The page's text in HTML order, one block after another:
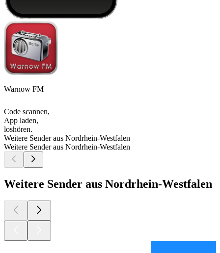
Warnow FM
Code scannen,
App laden,
loshören.
Weitere Sender aus Nordrhein-Westfalen
Weitere Sender aus Nordrhein-Westfalen
Weitere Sender aus Nordrhein-Westfalen